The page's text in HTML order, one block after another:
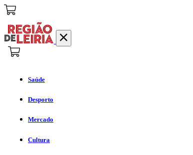
Saúde
Desporto
Mercado
Cultura